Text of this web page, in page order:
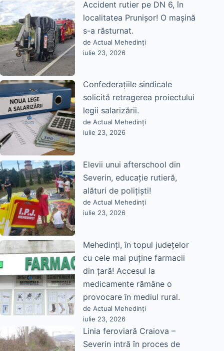
Accident rutier pe DN 6, în
localitatea Prunișor! O mașină
s-a răsturnat.
de Actual Mehedinți
iulie 23, 2026
Confederațiile sindicale
solicită retragerea proiectului
legii salarizării.
de Actual Mehedinți
iulie 23, 2026
Elevii unui afterschool din
Severin, educație rutieră,
alături de polițiști!
de Actual Mehedinți
iulie 23, 2026
Mehedinți, în topul județelor
cu cele mai puține farmacii
din țară! Accesul la
medicamente rămâne o
provocare în mediul rural.
de Actual Mehedinți
iulie 23, 2026
Linia feroviară Craiova –
Severin intră în proces de